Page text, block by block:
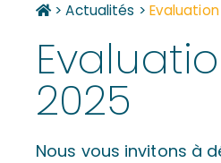
>Actualités > Evaluation
2025
Nous vous invitons à